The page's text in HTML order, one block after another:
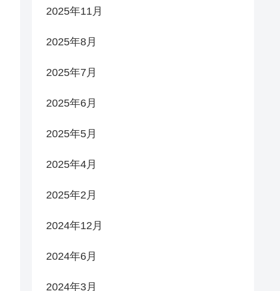
2025年11月
2025年8月
2025年7月
2025年6月
2025年5月
2025年4月
2025年2月
2024年12月
2024年6月
2024年3月